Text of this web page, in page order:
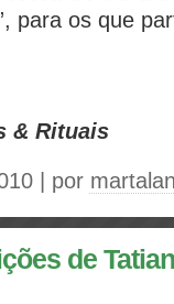
para os que
& Rituais
| por
de